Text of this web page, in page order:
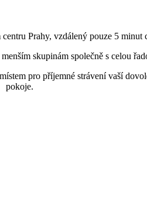
Prahy, vzdálený pouze 5 minut
skupinám společně s celou
pro příjemné strávení vaší
pokoje.